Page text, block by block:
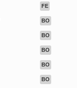
FE
BO
BO
BO
BO
BO